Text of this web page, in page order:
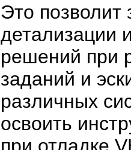
Это позволит
детализации
решений при
заданий и
различных
освоить
при отладке